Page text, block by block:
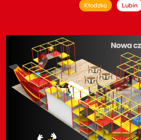
Kłodzko Lubin